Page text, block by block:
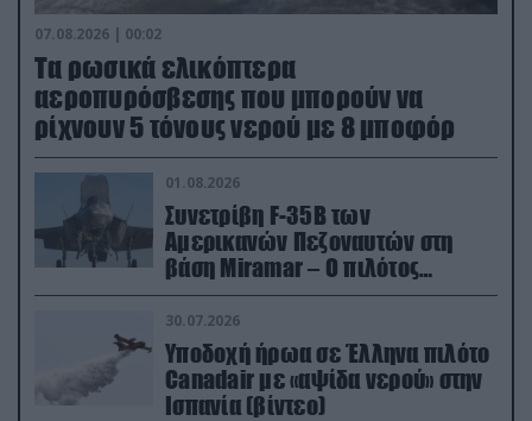
07.08.2026 | 00:02
Τα ρωσικά ελικόπτερα
αεροπυρόσβεσης που μπορούν να
ρίχνουν 5 τόνους νερού με 8 μποφόρ
01.08.2026
Συνετρίβη F-35B των
Αμερικανών Πεζοναυτών στη
βάση Miramar – Ο πιλότος
εκτινάχθηκε εγκαίρως
30.07.2026
Υποδοχή ήρωα σε Έλληνα πιλότο
Canadair με «αψίδα νερού» στην
Ισπανία (βίντεο)